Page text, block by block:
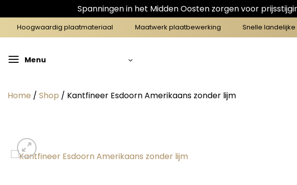
Spanningen in het Midden Oosten zorgen voor
naar
Hoogwaardig plaatmateriaal Maatwerk plaatbewerking Snelle
Menu
Home / Shop / Kantfineer Esdoorn Amerikaans zonder lijm